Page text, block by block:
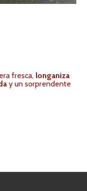
fresca, longaniza
y un sorprendente